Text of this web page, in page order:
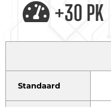
+30 PK
Standaard